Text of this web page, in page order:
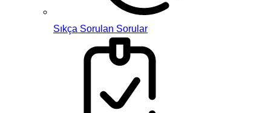
Sıkça Sorulan Sorular